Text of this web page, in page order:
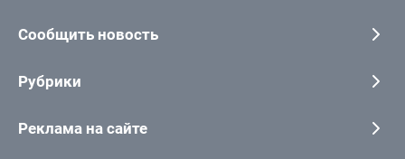
Сообщить новость
Рубрики
Реклама на сайте